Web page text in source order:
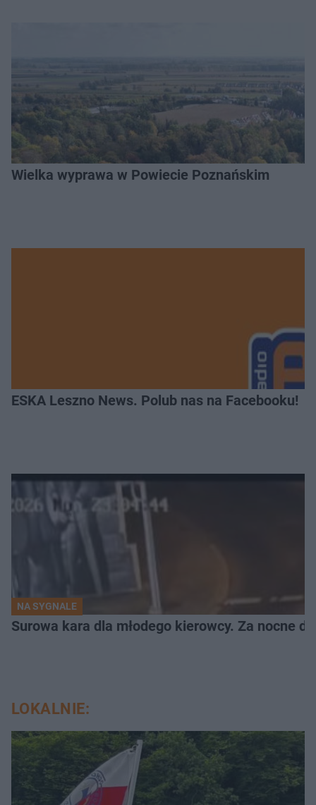
Wielka wyprawa w Powiecie Poznańskim
ESKA Leszno News. Polub nas na Facebooku!
NA SYGNALE
Surowa kara dla młodego kierowcy. Za nocne
LOKALNIE: